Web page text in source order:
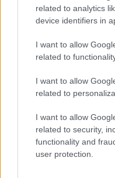
related to analytics
device identifiers in
I want to allow
related to
I want to allow
related to
I want to allow
related to security,
functionality and
user protection.
Μοχλός για την
και τις
Η στρατηγική
αναβάθμισης
για την
άμεσα κάθε
καθοριστικά το
εξαγωγική
επιχειρήσεων,